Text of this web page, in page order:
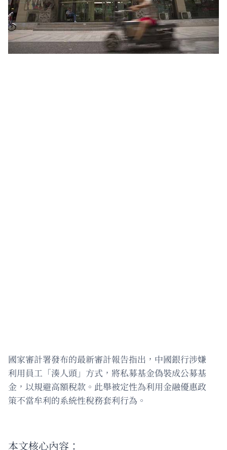
國家審計署發布的最新審計報告指出，中國銀行涉嫌
利用員工「湊人頭」方式，將私募基金偽裝成公募基
金，以規避高額稅款。此舉被定性為利用金融優惠政
策不當牟利的系統性稅務套利行為。
本文核心內容：